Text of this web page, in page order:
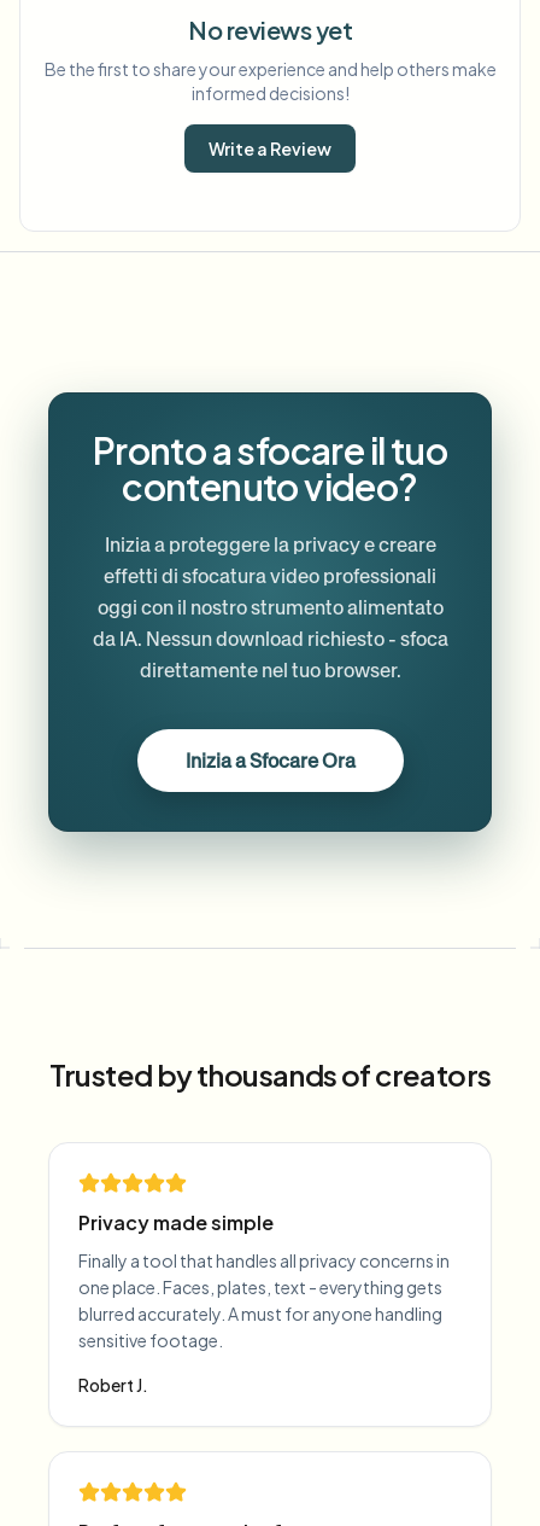
No reviews yet
Be the first to share your experience and help others make
informed decisions!
Write a Review
Pronto a sfocare il tuo
contenuto video?
Inizia a proteggere la privacy e creare
effetti di sfocatura video professionali
oggi con il nostro strumento alimentato
da IA. Nessun download richiesto - sfoca
direttamente nel tuo browser.
Inizia a Sfocare Ora
Trusted by thousands of creators
Privacy made simple
Finally a tool that handles all privacy concerns in
one place. Faces, plates, text - everything gets
blurred accurately. A must for anyone handling
sensitive footage.
Robert J.